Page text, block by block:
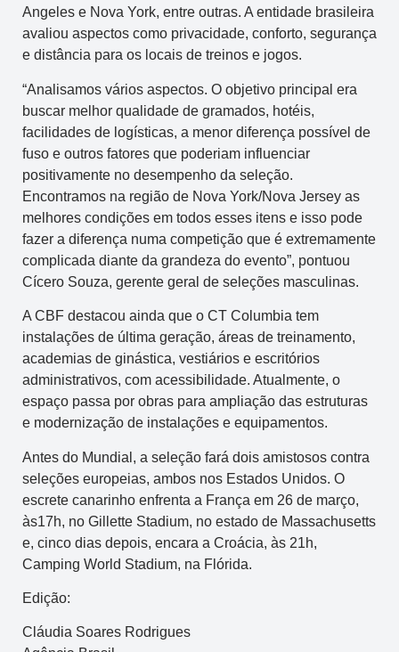
Angeles e Nova York, entre outras. A entidade brasileira
avaliou aspectos como privacidade, conforto, segurança
e distância para os locais de treinos e jogos.
“Analisamos vários aspectos. O objetivo principal era
buscar melhor qualidade de gramados, hotéis,
facilidades de logísticas, a menor diferença possível de
fuso e outros fatores que poderiam influenciar
positivamente no desempenho da seleção.
Encontramos na região de Nova York/Nova Jersey as
melhores condições em todos esses itens e isso pode
fazer a diferença numa competição que é extremamente
complicada diante da grandeza do evento”, pontuou
Cícero Souza, gerente geral de seleções masculinas.
A CBF destacou ainda que o CT Columbia tem
instalações de última geração, áreas de treinamento,
academias de ginástica, vestiários e escritórios
administrativos, com acessibilidade. Atualmente, o
espaço passa por obras para ampliação das estruturas
e modernização de instalações e equipamentos.
Antes do Mundial, a seleção fará dois amistosos contra
seleções europeias, ambos nos Estados Unidos. O
escrete canarinho enfrenta a França em 26 de março,
às17h, no Gillette Stadium, no estado de Massachusetts
e, cinco dias depois, encara a Croácia, às 21h,
Camping World Stadium, na Flórida.
Edição:
Cláudia Soares Rodrigues